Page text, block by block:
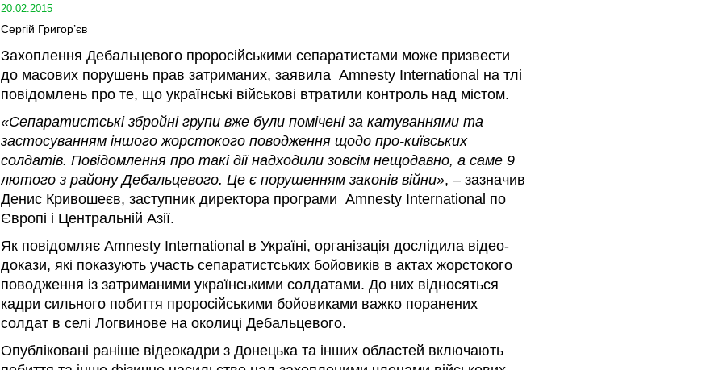
20.02.2015
Сергій Григор’єв
Захоплення Дебальцевого проросійськими сепаратистами може призвести
до масових порушень прав затриманих, заявила Amnesty International на тлі
повідомлень про те, що українські військові втратили контроль над містом.
«Сепаратистські збройні групи вже були помічені за катуваннями та
застосуванням іншого жорстокого поводження щодо про-київських
солдатів. Повідомлення про такі дії надходили зовсім нещодавно, а саме 9
лютого з району Дебальцевого. Це є порушенням законів війни», – зазначив
Денис Кривошеєв, заступник директора програми Amnesty International по
Європі і Центральній Азії.
Як повідомляє Amnesty International в Україні, організація дослідила відео-
докази, які показують участь сепаратистських бойовиків в актах жорстокого
поводження із затриманими українськими солдатами. До них відносяться
кадри сильного побиття проросійськими бойовиками важко поранених
солдат в селі Логвинове на околиці Дебальцевого.
Опубліковані раніше відеокадри з Донецька та інших областей включають